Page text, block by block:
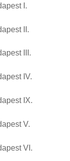
I.
II.
III.
IV.
IX.
V.
VI.